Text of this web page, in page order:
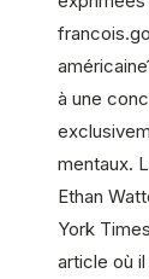
à une
mentaux.
Ethan
York
article où